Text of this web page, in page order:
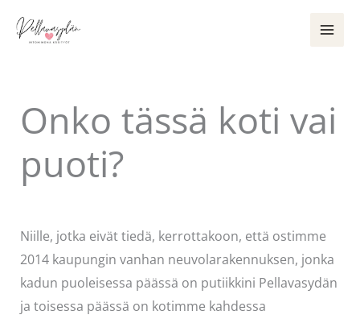
sisältöön
Onko tässä koti vai
puoti?
Niille, jotka eivät tiedä, kerrottakoon, että ostimme
2014 kaupungin vanhan neuvolarakennuksen, jonka
kadun puoleisessa päässä on putiikkini Pellavasydän
ja toisessa päässä on kotimme kahdessa